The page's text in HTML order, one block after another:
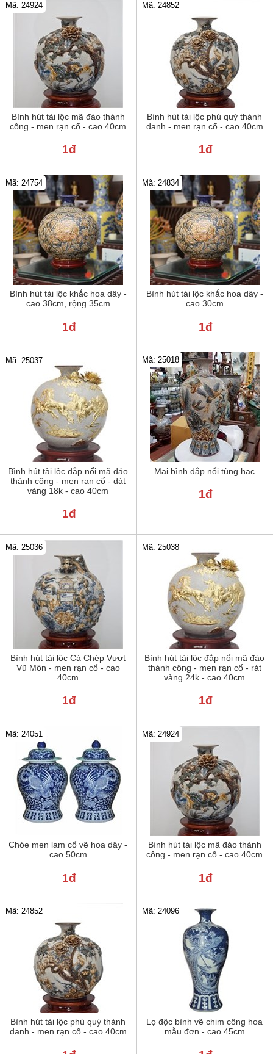
Bình hút tài lộc mã đáo thành
công - men rạn cổ - cao 40cm
Mã: 24924
1đ
Bình hút tài lộc phú quý thành
danh - men rạn cổ - cao 40cm
Mã: 24852
1đ
Bình hút tài lộc khắc hoa dây -
cao 38cm, rộng 35cm
Mã: 24754
1đ
Bình hút tài lộc khắc hoa dây -
cao 30cm
Mã: 24834
1đ
Bình hút tài lộc đắp nổi mã đáo
thành công - men rạn cổ - dát
vàng 18k - cao 40cm
Mã: 25037
1đ
Mai bình đắp nổi tùng hạc
Mã: 25018
1đ
Bình hút tài lộc Cá Chép Vượt
Vũ Môn - men rạn cổ - cao
40cm
Mã: 25036
1đ
Bình hút tài lộc đắp nổi mã đáo
thành công - men rạn cổ - rát
vàng 24k - cao 40cm
Mã: 25038
1đ
Chóe men lam cổ vẽ hoa dây -
cao 50cm
Mã: 24051
1đ
Bình hút tài lộc mã đáo thành
công - men rạn cổ - cao 40cm
Mã: 24924
1đ
Bình hút tài lộc phú quý thành
danh - men rạn cổ - cao 40cm
Mã: 24852
Lọ độc bình vẽ chim công hoa
mẫu đơn - cao 45cm
Mã: 24096